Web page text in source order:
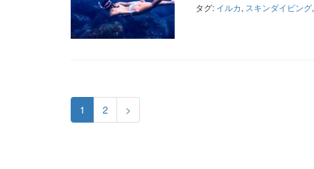
タグ: イルカ, スキンダイビング,
1 2 >